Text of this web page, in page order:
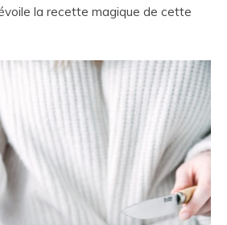
la recette magique de cette